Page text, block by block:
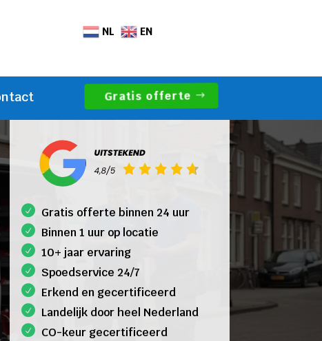
NL EN
Gratis offerte
Gratis offerte binnen 24 uur
Binnen 1 uur op locatie
10+ jaar ervaring
Spoedservice 24/7
Erkend en gecertificeerd
Landelijk door heel Nederland
CO-keur gecertificeerd